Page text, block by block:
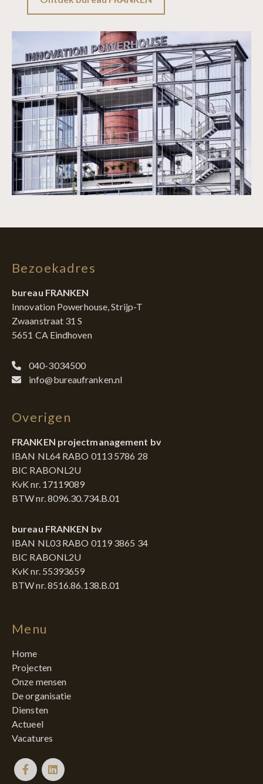
Bezoekadres
bureau FRANKEN
Innovation Powerhouse, Strijp-T
Zwaanstraat 31 S
5651 CA Eindhoven
040-3034500
info@bureaufranken.nl
Overigen
FRANKEN projectmanagement bv
IBAN NL64 RABO 0113 5786 28
BIC RABONL2U
KvK nr. 17119089
BTW nr. 8096.30.734.B.01
bureau FRANKEN bv
IBAN NL03 RABO 0119 3865 34
BIC RABONL2U
KvK nr. 55393659
BTW nr. 8516.86.138.B.01
Menu
Home
Projecten
Onze mensen
De organisatie
Diensten
Actueel
Vacatures